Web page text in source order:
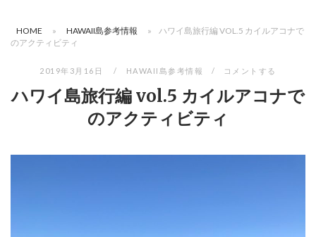
HOME » HAWAII島参考情報 »
ハワイ島旅行編 VOL.5 カイルアコナで
のアクティビティ
2019年3月16日 HAWAII島参考情報 コメントする
ハワイ島旅行編 vol.5 カイルアコナで
のアクティビティ